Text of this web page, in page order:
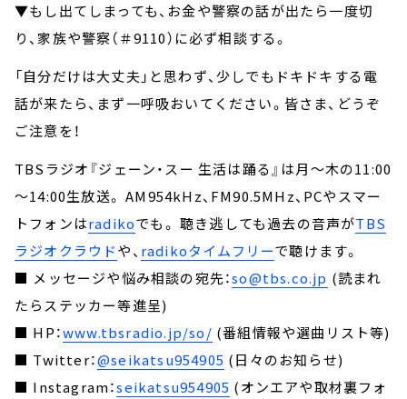
▼もし出てしまっても、お金や警察の話が出たら一度切
り、家族や警察（＃9110）に必ず相談する。
「自分だけは大丈夫」と思わず、少しでもドキドキする電
話が来たら、まず一呼吸おいてください。皆さま、どうぞ
ご注意を！
TBSラジオ『ジェーン・スー 生活は踊る』は月～木の11:00
～14:00生放送。 AM954kHz、FM90.5MHz、PCやスマー
トフォンはradikoでも。 聴き逃しても過去の音声がTBS
ラジオクラウドや、 radikoタイムフリーで聴けます。
■ メッセージや悩み相談の宛先：so@tbs.co.jp (読まれ
たらステッカー等進呈)
■ HP：www.tbsradio.jp/so/ (番組情報や選曲リスト等)
■ Twitter：@seikatsu954905 (日々のお知らせ)
■ Instagram：seikatsu954905 (オンエアや取材裏フォ